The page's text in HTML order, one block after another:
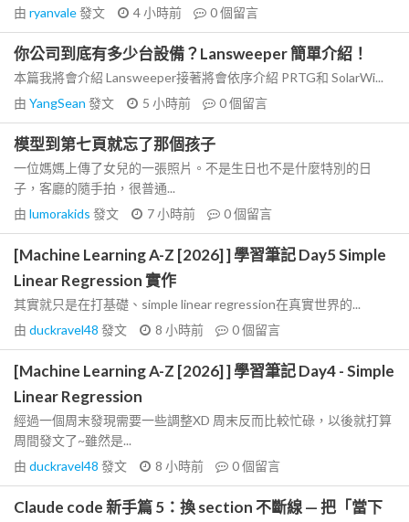
由 ryanvale發文 4 小時前 0個留言
你公司到底有多少台設備？Lansweeper 簡單介紹！
本篇我將會介紹 Lansweeper接著將會依序介紹 PRTG和 SolarWi...
由 YangSean 發文 5 小時前 0個留言
模型到第七頁就忘了那個孩子
一位媽媽上傳了女兒的一張照片。不是生日也不是什麼特別的日
子，客廳的隨手拍，很普通...
由 lumorakids 發文 7 小時前 0個留言
[Machine Learning A-Z [2026] ] 學習筆記 Day5 Simple
Linear Regression 實作
其實就只是在打基礎、simple linear regression在真實世界的...
由 duckravel48 發文 8 小時前 0個留言
[Machine Learning A-Z [2026] ] 學習筆記 Day4 - Simple
Linear Regression
經過一個周末發現需要一些調整XD 周末反而比較忙碌，以後就打算
周間發文了~雖然是...
由 duckravel48 發文 8 小時前 0個留言
Claude code 新手篇 5：換 section 不斷線 — 把「當下